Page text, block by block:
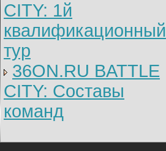
CITY: 1й
квалификационный
тур
36ON.RU BATTLE
CITY: Составы
команд